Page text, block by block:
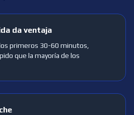
da ventaja
primeros 30-60 minutos,
que la mayoría de los